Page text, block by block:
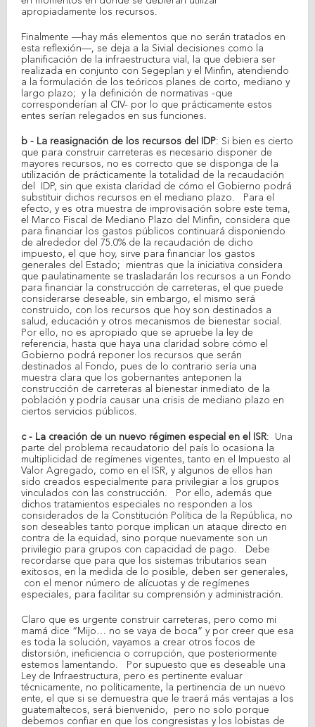
apropiadamente los recursos.
Finalmente —hay más elementos que no serán tratados en
esta reflexión—, se deja a la Sivial decisiones como la
planificación de la infraestructura vial, la que debiera ser
realizada en conjunto con Segeplan y el Minfin, atendiendo
a la formulación de los teóricos planes de corto, mediano y
largo plazo; y la definición de normativas -que
corresponderían al CIV- por lo que prácticamente estos
entes serían relegados en sus funciones.
b - La reasignación de los recursos del IDP: Si bien es cierto
que para construir carreteras es necesario disponer de
mayores recursos, no es correcto que se disponga de la
utilización de prácticamente la totalidad de la recaudación
del IDP, sin que exista claridad de cómo el Gobierno podrá
substituir dichos recursos en el mediano plazo. Para el
efecto, y es otra muestra de improvisación sobre este tema,
el Marco Fiscal de Mediano Plazo del Minfin, considera que
para financiar los gastos públicos continuará disponiendo
de alrededor del 75.0% de la recaudación de dicho
impuesto, el que hoy, sirve para financiar los gastos
generales del Estado; mientras que la iniciativa considera
que paulatinamente se trasladarán los recursos a un Fondo
para financiar la construcción de carreteras, el que puede
considerarse deseable, sin embargo, el mismo será
construido, con los recursos que hoy son destinados a
salud, educación y otros mecanismos de bienestar social.
Por ello, no es apropiado que se apruebe la ley de
referencia, hasta que haya una claridad sobre cómo el
Gobierno podrá reponer los recursos que serán
destinados al Fondo, pues de lo contrario sería una
muestra clara que los gobernantes anteponen la
construcción de carreteras al bienestar inmediato de la
población y podría causar una crisis de mediano plazo en
ciertos servicios públicos.
c - La creación de un nuevo régimen especial en el ISR: Una
parte del problema recaudatorio del país lo ocasiona la
multiplicidad de regímenes vigentes, tanto en el Impuesto al
Valor Agregado, como en el ISR, y algunos de ellos han
sido creados especialmente para privilegiar a los grupos
vinculados con las construcción. Por ello, además que
dichos tratamientos especiales no responden a los
considerados de la Constitución Política de la República, no
son deseables tanto porque implican un ataque directo en
contra de la equidad, sino porque nuevamente son un
privilegio para grupos con capacidad de pago. Debe
recordarse que para que los sistemas tributarios sean
exitosos, en la medida de lo posible, deben ser generales,
con el menor número de alícuotas y de regímenes
especiales, para facilitar su comprensión y administración.
Claro que es urgente construir carreteras, pero como mi
mamá dice “Mijo… no se vaya de boca” y por creer que esa
es toda la solución, vayamos a crear otros focos de
distorsión, ineficiencia o corrupción, que posteriormente
estemos lamentando. Por supuesto que es deseable una
Ley de Infraestructura, pero es pertinente evaluar
técnicamente, no políticamente, la pertinencia de un nuevo
ente, el que si se demuestra que le traerá más ventajas a los
guatemaltecos, será bienvenido, pero no solo porque
debemos confiar en que los congresistas y los lobistas de